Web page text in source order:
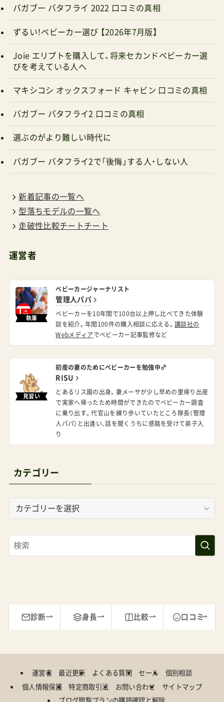
ッディーなカフェによく似合うドイツ版の
Amazon（Amazon.de）では両対面式ベビーカーの
10位以内入りを度々果たしている人気ブランド
も、日本での知名度はまだまだ低い。何度か日本で
の販売も画策されては撤退を繰り返してきたよう
であるが、昔はヤナセ東京のショールーム（メルセ
デス・ベンツ）に展示されていたなど、ドイツの質
実剛健イメージと繋がる古豪ブランドである。そ
んなブランドが満を持して送り込んできたコンパ
クトサイズモデル。確かに7kg近い重さは我々にと
ってまだまだ重く感じる。しかしこの重量感に安
れない。ちょうどバガブーのビー6（両対面式）が
「持つと重いけど押したら楽！」を体験したばかり
だ。それと近いイメージの背面式ベビーカー。癖の
ンスを取り次ぎていない個性的な一台。似合う人
を待っているだろう。管理人パパちなみに大きめ
の子どもに対応している理由は、幌の天井が高い
（頭がつかない）ことと、耐荷重性能（～22kg）を評
価して。RISUハンドル位置は、量販店で並ぶベビ
ーカーのそれに定規をあてて「＋３～５cm」をイ
メージしておくといいですよ！良くも悪くも、選ば
れし者のベビーカーゼフエアーはどこで買える？
総輸入代理店の株式会社ABCデザインに問い合わ
せてみました。店舗での販売は関西と中京地区の
一部百貨店とハロー赤ちゃんのみとのことです。
ネット通販は公式ストアと楽天市場で取り扱いが
ション**今回レビューしたモデル ABCデザイン
ZEPHAIR(ゼフエアー） Amazonで探す 楽天市場で
探す Yahoo!で探す ■ゼフエアースポーツ・エディ
ション ABCデザインZEPHAIR(ゼフエアー）
Amazonで探す 楽天市場で探す Yahoo!で探す
ずるい！ベビーカー選び 【2026年7月版】
Joie エリプトを購入して、将来セカンドベビーカー選
マキシコシ オックスフォード キャビン 口コミの真相
バガブー バタフライ2 口コミの真相
選ぶのがより難しい時代に
バガブー バタフライ2で「後悔」する人・しない人
型落ちモデルの一覧へ
走破性比較チートチート
執筆
管理人パパ
ベビーカーを10年間で100台以上押し比べてきた体験
談を紹介。年間100件の購入相談に応える。
Webメディアでベビーカー記事監修など
見習い
RISU
で実家へ帰ったため時間ができたのでベビーカー調査
に乗り出す。代官山を練り歩いていたところ隊長（管理
人パパ）と出逢い、話を聞くうちに感銘を受けて弟子入
り
カ
テ
ゴ
ー
運営者 最近更新 よくある質問 セール
個別相談